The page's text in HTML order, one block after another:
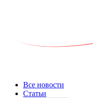
Все новости
Статьи